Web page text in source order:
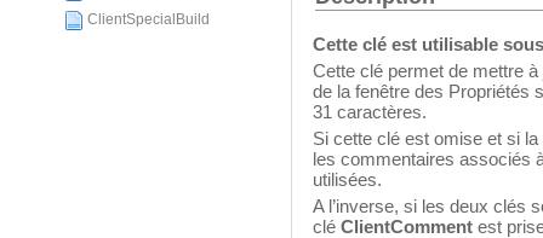
ClientSpecialBuild
Cette clé est utilisable
Cette clé permet de mettre
de la fenêtre des Propriétés
31 caractères.
Si cette clé est omise et si
les commentaires associés
utilisées.
A l’inverse, si les deux clés
clé ClientComment est